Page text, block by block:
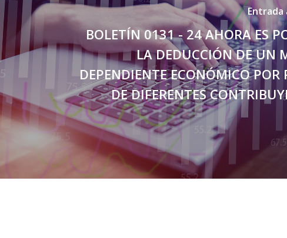
BOLETÍN 0131 - 24 AHORA ES
LA DEDUCCIÓN DE UN
DEPENDIENTE ECONÓMICO POR
DE DIFERENTES